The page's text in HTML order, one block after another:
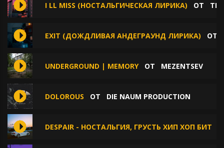
I LL MISS (НОСТАЛЬГИЧЕСКАЯ ЛИРИКА) ОТ
EXIT (ДОЖДЛИВАЯ АНДЕГРАУНД ЛИРИКА) ОТ
UNDERGROUND | MEMORYОТ MEZENTSEV
DOLOROUS ОТ DIE NAUM PRODUCTION
DESPAIR - НОСТАЛЬГИЯ, ГРУСТЬ ХИП ХОП БИТ